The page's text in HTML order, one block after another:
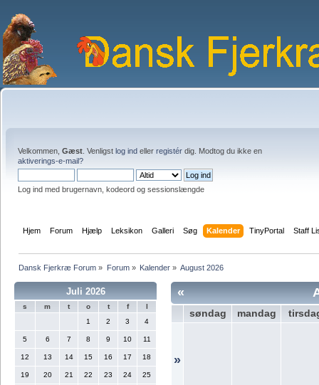
Velkommen, Gæst . Venligst log ind eller registér dig. Modtog du ikke en
aktiverings-e-mail?
Log ind med brugernavn, kodeord og sessionslængde
Hjem Forum Hjælp Leksikon Galleri Søg Kalender TinyPortal Staff
Dansk Fjerkræ Forum » Forum» Kalender» August 2026
Juli 2026
s m t o t f
l
1
2 3 4
5 6 7 8 9 10 11
12 13 14 15 16 17 18
19 20 21 22 23 24 25
«
søndag mandag
»